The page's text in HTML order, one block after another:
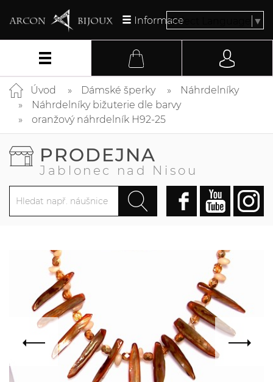
InformaceSelect Language ▼
Úvod Dámské šperky
Náhrdelníky
Náhrdelníky bižuterie dle barvy
oranžový náhrdelník H92-25
PRODEJNA
Jablonec nad Nisou